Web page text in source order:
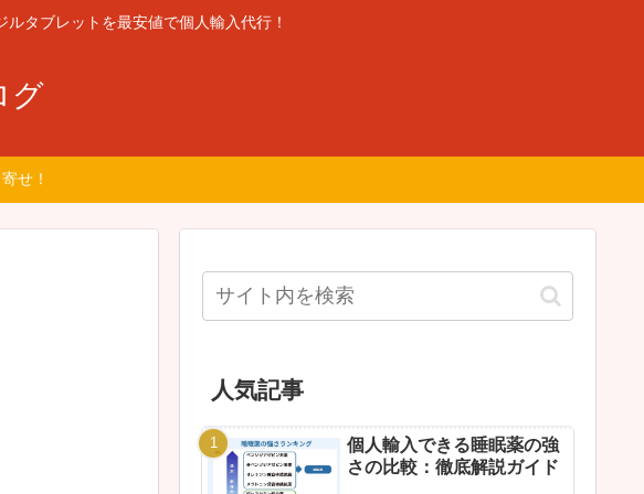
タブレットを最安値で個人輸入代行！
グ
せ！
人気記事
個人輸入できる睡眠薬の強
さの比較：徹底解説ガイド